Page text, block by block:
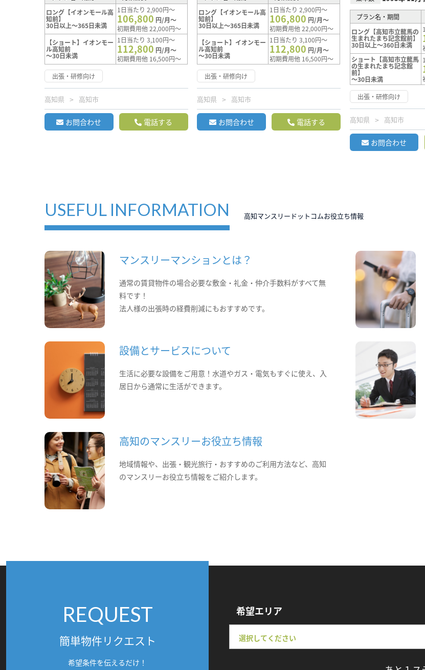
ロング【イオンモール高
知前】
30日以上～365日未満
1日当たり 2,900円～
106,800 円/月～
初期費用他 22,000円～
【ショート】イオンモー
ル高知前
～30日未満
1日当たり 3,100円～
112,800 円/月～
初期費用他 16,500円～
出張・研修向け
高知県 高知市
お問合わせ 電話する
ロング【イオンモール高
知前】
30日以上～365日未満
1日当たり 2,900円～
106,800 円/月～
初期費用他 22,000円～
【ショート】イオンモー
ル高知前
～30日未満
1日当たり 3,100円～
112,800 円/月～
初期費用他 16,500円～
出張・研修向け
高知県 高知市
お問合わせ 電話する
プラン名・期間
ロング【高知市立龍馬の
生まれたまち記念館前】
30日以上～360日未満
ショート【高知市立龍馬
の生まれたまち記念館
前】
～30日未満
出張・研修向け
高知県 高知市
お問合わせ
USEFUL INFORMATION 高知マンスリードットコムお役立ち情報
マンスリーマンションとは？
通常の賃貸物件の場合必要な敷金・礼金・仲介手数料がすべて無
料です！
法人様の出張時の経費削減にもおすすめです。
設備とサービスについて
生活に必要な設備をご用意！水道やガス・電気もすぐに使え、入
居日から通常に生活ができます。
高知のマンスリーお役立ち情報
地域情報や、出張・観光旅行・おすすめのご利用方法など、高知
のマンスリーお役立ち情報をご紹介します。
REQUEST
簡単物件リクエスト
希望条件を伝えるだけ！
希望エリア